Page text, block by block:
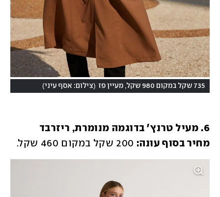
735 שקל במקום 980 שקל, מעיין פז (צילום: אסף עיני)
מחיר בסוף עונה: